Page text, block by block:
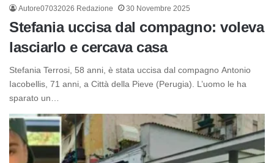
Autore07032026 Redazione 30 Novembre 2025
Stefania uccisa dal compagno: voleva
lasciarlo e cercava casa
Stefania Terrosi, 58 anni, è stata uccisa dal compagno Antonio
Iacobellis, 71 anni, a Città della Pieve (Perugia). L’uomo le ha
sparato un…